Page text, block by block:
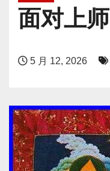
面对上
5 月 12, 2026